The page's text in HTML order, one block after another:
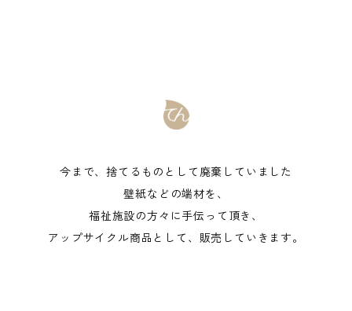
今まで、捨てるものとして廃棄していました
壁紙などの端材を、
福祉施設の方々に手伝って頂き、
アップサイクル商品として、販売していきます。